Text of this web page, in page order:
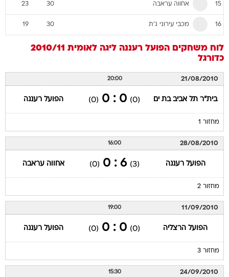
15 אחווה עראבה 30
23
16 מכבי עירוני ג'ת 30
19
לוח משחקים הפועל רעננה ליגה לאומית 2010/11
כדורגל
21/08/2010
20:00
בית"ר תל אביב בת ים (0)
0 : 0
(0) הפועל רעננה
מחזור 1
28/08/2010
16:00
הפועל רעננה (3)
6 : 0
(0) אחווה עראבה
מחזור 2
11/09/2010
19:00
הפועל הרצליה (0)
0 : 0
(0) הפועל רעננה
מחזור 3
24/09/2010
15:30